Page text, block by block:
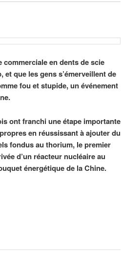
en dents de scie
et que les gens s’émerveillent de
fou et stupide, un événement
ont franchi une étape importante
en réussissant à ajouter du
fondus au thorium, le premier
d’un réacteur nucléaire au
énergétique de la Chine.